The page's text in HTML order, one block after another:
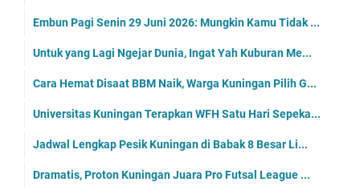
Embun Pagi Senin 29 Juni 2026: Mungkin Kamu Tidak ...
Untuk yang Lagi Ngejar Dunia, Ingat Yah Kuburan Me...
Cara Hemat Disaat BBM Naik, Warga Kuningan Pilih G...
Universitas Kuningan Terapkan WFH Satu Hari Sepeka...
Jadwal Lengkap Pesik Kuningan di Babak 8 Besar Li...
Dramatis, Proton Kuningan Juara Pro Futsal League ...